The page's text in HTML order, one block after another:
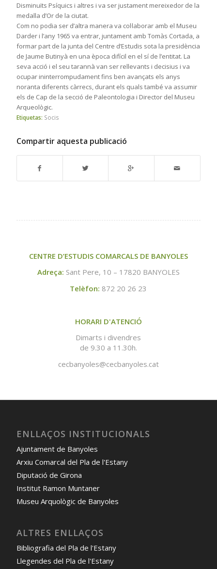
Disminuïts Psíquics i altres i va ser justament mereixedor de la
medalla d’Or de la ciutat.
Com no podia ser d’altra manera va col·laborar amb el Museu
Darder i l’any 1965 va entrar, juntament amb Tomàs Cortada, a
formar part de la junta del Centre d’Estudis sota la presidència
de Jaume Butinyà en una època difícil en el sí de l’entitat. La
seva acció i el seu tarannà van ser rellevants i decisius i va
ocupar ininterrompudament fins ben avançats els anys
noranta diferents càrrecs, durant els quals també va assumir
els de Cap de la secció de Paleontologia i Director del Museu
Arqueològic.
Etiquetas: Socis
Compartir aquesta publicació
CENTRE D’ESTUDIS COMARCALS DE BANYOLES
Adreça: Sant Pere, 10 – 17820 BANYOLES
Telèfon: 872 20 26 23
HORARI D'ATENCIÓ
Dimarts i divendres
de 9.30 a 11.30h.
cecbanyoles@cecbanyoles.cat
ENLLAÇOS INSTITUCIONALS
Ajuntament de Banyoles
Arxiu Comarcal del Pla de l'Estany
Diputació de Girona
Institut Ramon Muntaner
Museu Arquològic de Banyoles
ALTRES ENLLAÇOS
Bibliografia del Pla de l'Estany
Llegendes del Pla de l'Estany